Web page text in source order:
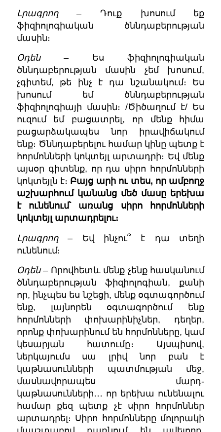
Լրագրող– Դուք խոսում եք
ֆիզիոլոգիական ծննդաբերության
մասին։
Օդեն– Ես ֆիզիոլոգիական
ծննդաբերության մասին չեմ խոսում,
չգիտեմ, թե ինչ է դա նշանակում։ Ես
խոսում եմ ծննդաբերության
ֆիզիոլոգիայի մասին։ /Ծիծաղում է/ Ես
ուզում եմ բացատրել, որ մենք հիմա
բացարձակապես նոր իրավիճակում
ենք։ Ծննդաբերելու համար կինը պետք է
հորմոնների կոկտեյլ արտադրի։ Եվ մենք
այսօր գիտենք, որ դա սիրո հորմոնների
կոկտեյլն է։ Բայց արի ու տես, որ ամբողջ
աշխարհում կանանց մեծ մասը երեխա
է ունենում՝ առանց սիրո հորմոնների
կոկտեյլ արտադրելու։
Լրագրող– Եվ ինչու՞ է դա տեղի
ունենում։
Օդեն– Որովհետև մենք չենք հասկանում
ծննդաբերության ֆիզիոլոգիան, քանի
որ, ինչպես ես նշեցի, մենք օգտագործում
ենք, լայնորեն օգտագործում ենք
հորմոնների փոխարինիչներ, դեղեր,
որոնք փոխարինում են հորմոնները, կամ
կեսարյան հատումը ։ Այսպիսով,
ներկայումս սա լրիվ նոր բան է
կաթնասունների պատմության մեջ,
մասնավորապես մարդ-
կաթնասունների․․․ որ երեխա ունենալու
համար քեզ պետք չէ սիրո հորմոններ
արտադրել։ Սիրո հորմոնները մոլորակի